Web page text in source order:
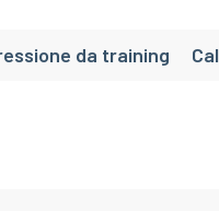
da training